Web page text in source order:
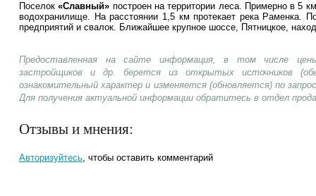
Поселок«Славный» построен на территории леса. Примерно в 5
водохранилище. На расстоянии 1,5 км протекает река Раменка.
предприятий и свалок. Ближайшее крупное шоссе, Пятницкое,
Предоставленная на сайте информация, в том числе
застройщиков и др. берется из открытых источников
ознакомительный характер и изменяется (обновляется) по
Для получения актуальной информации обратитесь в отдел
Отзывы и мнения:
Авторизуйтесь, чтобы оставить комментарий